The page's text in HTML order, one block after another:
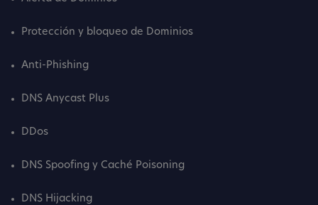
Protección y bloqueo de Dominios
Anti-Phishing
DNS Anycast Plus
DDos
DNS Spoofing y Caché Poisoning
DNS Hijacking